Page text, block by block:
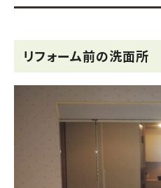
リフォーム前の洗面所